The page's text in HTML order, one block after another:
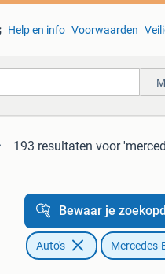
Help en info Voorwaarden
193 resultaten voor
Bewaar je
Auto's Mercedes-